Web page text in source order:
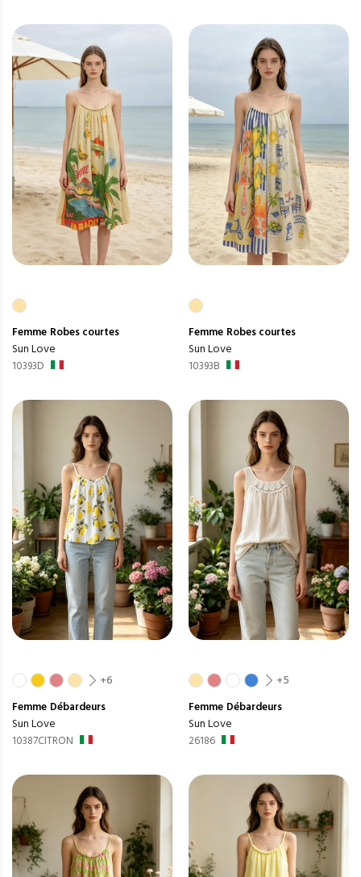
Femme Robes courtes
Sun Love
10393D
Femme Robes courtes
Sun Love
10393B
+6
Femme Débardeurs
Sun Love
10387CITRON
+5
Femme Débardeurs
Sun Love
26186